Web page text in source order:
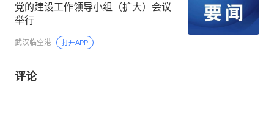
党的建设工作领导小组（扩大）会议
举行
武汉临空港 打开APP
评论